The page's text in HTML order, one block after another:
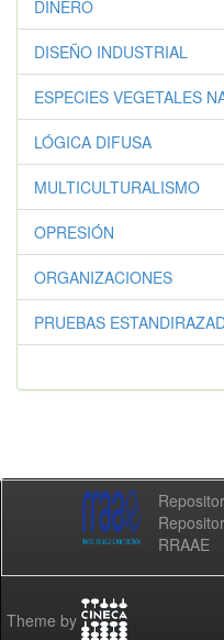
DINERO
DISEÑO INDUSTRIAL
ESPECIES VEGETALES
LÓGICA DIFUSA
MULTICULTURALISMO
OPRESIÓN
ORGANIZACIONES
PRUEBAS
RRAAE
Theme by